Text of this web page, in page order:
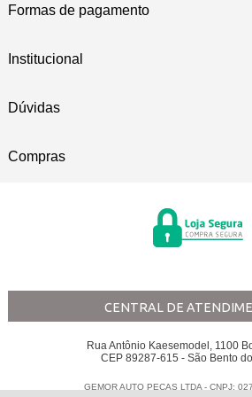
Formas de pagamento
Institucional
Dúvidas
Compras
CENTRAL DE
Rua Antônio Kaesemodel, 1100
CEP 89287-615 - São Bento
GEMOR AUTO PECAS LTDA - CNPJ: